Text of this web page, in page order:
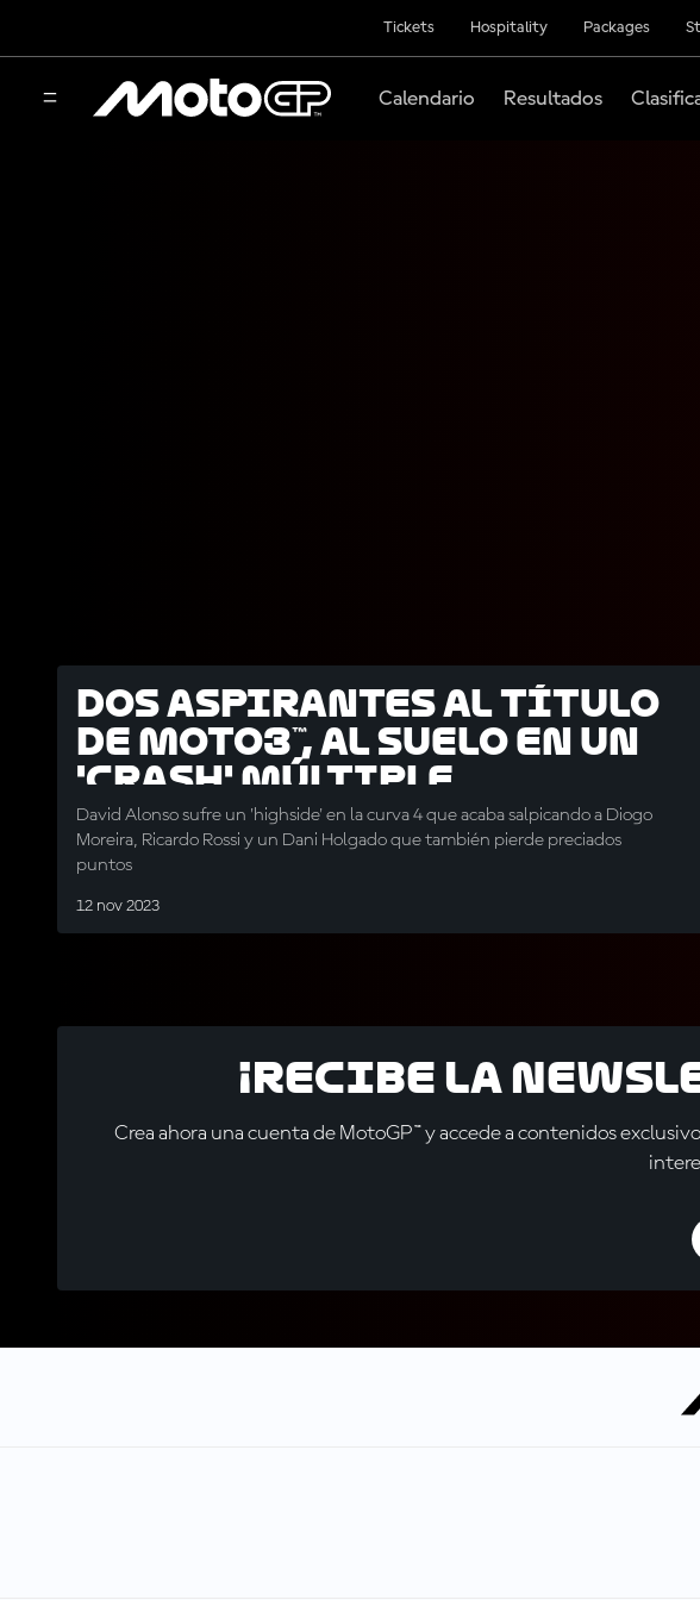
Tickets Hospitality Packages
Calendario Resultados
Dos aspirantes al título
de Moto3™, al suelo en un
'crash' múltiple
David Alonso sufre un 'highside' en la curva 4 que acaba salpicando a Diogo
Moreira, Ricardo Rossi y un Dani Holgado que también pierde preciados
puntos
12 nov 2023
¡Recibe la
Crea ahora una cuenta de MotoGP™ y accede a contenidos